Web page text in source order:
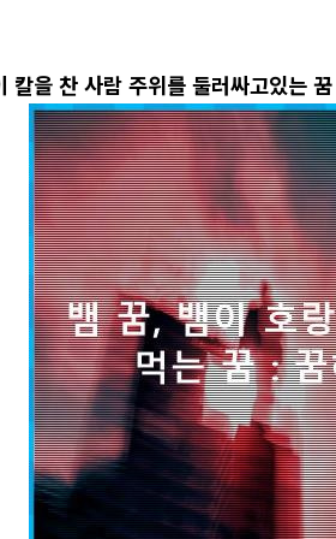
을 찬 사람 주위를 둘러싸고있는 꿈